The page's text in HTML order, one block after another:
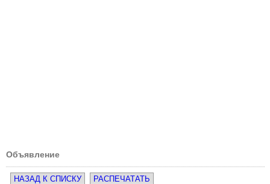
Объявление
НАЗАД К СПИСКУ РАСПЕЧАТАТЬ